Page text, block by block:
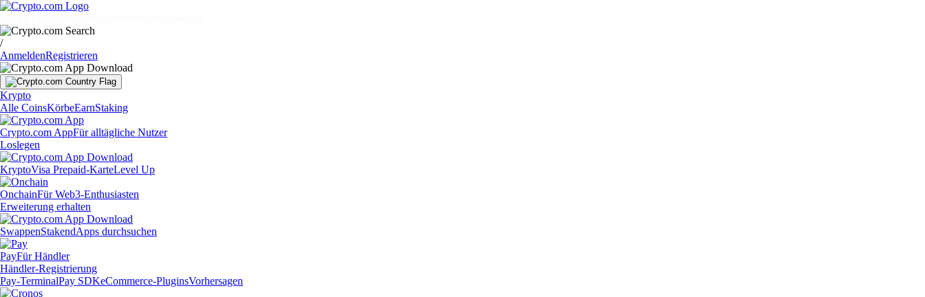
/
AnmeldenRegistrieren
Krypto
Alle CoinsKörbeEarnStaking
Crypto.com AppFür alltägliche Nutzer
Loslegen
KryptoVisa Prepaid-KarteLevel Up
OnchainFür Web3-Enthusiasten
Erweiterung erhalten
SwappenStakendApps durchsuchen
PayFür Händler
Händler-Registrierung
Pay-TerminalPay SDKeCommerce-PluginsVorhersagen